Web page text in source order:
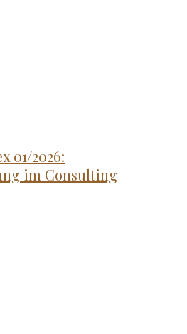
01/2026:
im Consulting